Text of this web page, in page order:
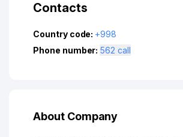
Contacts
Country code: +998
Phone number: 562 call
About Company